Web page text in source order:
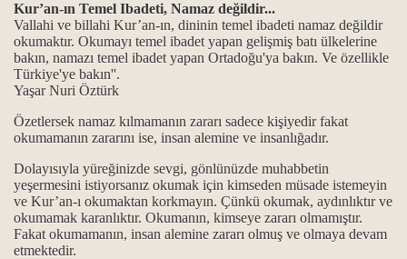
Kur’an-ın Temel Ibadeti, Namaz değildir...
Vallahi ve billahi Kur’an-ın, dininin temel ibadeti namaz değildir
okumaktır. Okumayı temel ibadet yapan gelişmiş batı ülkelerine
bakın, namazı temel ibadet yapan Ortadoğu'ya bakın. Ve özellikle
Türkiye'ye bakın''.
Yaşar Nuri Öztürk
Özetlersek namaz kılmamanın zararı sadece kişiyedir fakat
okumamanın zararını ise, insan alemine ve insanlığadır.
Dolayısıyla yüreğinizde sevgi, gönlünüzde muhabbetin
yeşermesini istiyorsanız okumak için kimseden müsade istemeyin
ve Kur’an-ı okumaktan korkmayın. Çünkü okumak, aydınlıktır ve
okumamak karanlıktır. Okumanın, kimseye zararı olmamıştır.
Fakat okumamanın, insan alemine zararı olmuş ve olmaya devam
etmektedir.
inmemiştir inmeye başlamıştır...
kim yazmış ve neden artık gelmiyor?